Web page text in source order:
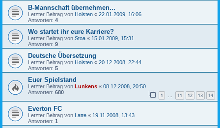
B-Mannschaft übernehmen...
Letzter Beitrag von Holsten « 22.01.2009, 16:06
Antworten: 4
Wo startet ihr eure Karriere?
Letzter Beitrag von Stoa « 15.01.2009, 15:31
Antworten: 9
Deutsche Übersetzung
Letzter Beitrag von Holsten « 20.12.2008, 22:44
Antworten: 5
Euer Spielstand
Letzter Beitrag von Lunkens « 08.12.2008, 20:50
Antworten: 680 1 … 11 12 13 14
Everton FC
Letzter Beitrag von Latte « 19.11.2008, 13:43
Antworten: 1